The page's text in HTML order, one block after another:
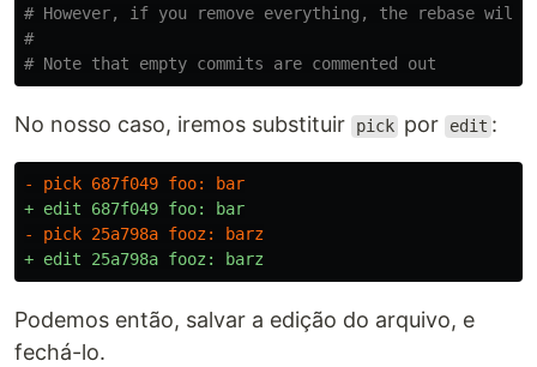
# However, if you remove everything, the rebase will
#
# Note that empty commits are commented out
No nosso caso, iremos substituir pick por edit :
Podemos então, salvar a edição do arquivo, e
fechá-lo.